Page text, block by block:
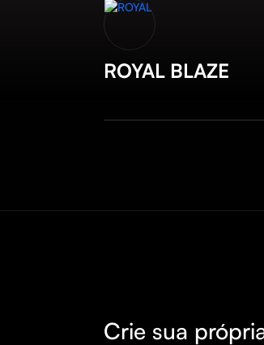
ROYAL BLAZE
Crie sua